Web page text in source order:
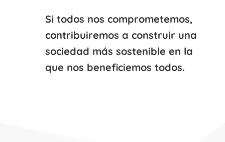
Si todos nos comprometemos,
contribuiremos a construir una
sociedad más sostenible en la
que nos beneficiemos todos.